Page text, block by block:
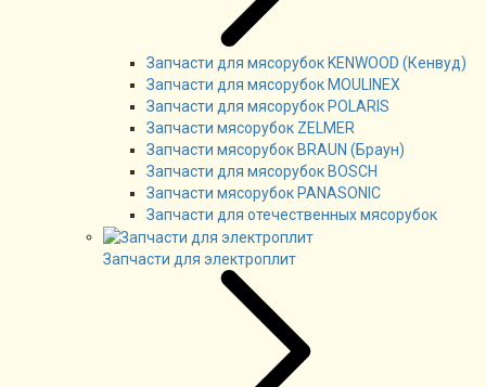
Запчасти для мясорубок KENWOOD (Кенвуд)
Запчасти для мясорубок MOULINEX
Запчасти для мясорубок POLARIS
Запчасти мясорубок ZELMER
Запчасти мясорубок BRAUN (Браун)
Запчасти для мясорубок BOSCH
Запчасти мясорубок PANASONIC
Запчасти для отечественных мясорубок
Запчасти для электроплит